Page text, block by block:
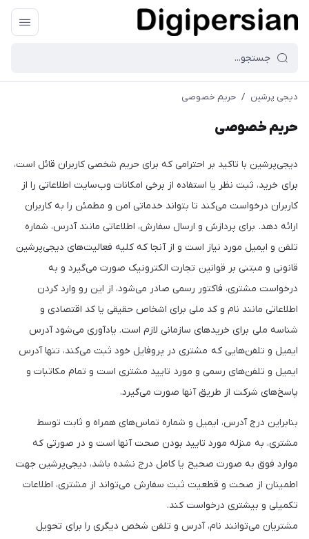
دیجی پرشین / حریم خصوصی
حریم خصوصی
دیجی‌پرشین با تاکید بر احترامی که برای حریم شخصی کاربران قائل است،
برای خرید، ثبت نظر یا استفاده از برخی امکانات وب‌سایت اطلاعاتی را از
کاربران درخواست می‌کند تا بتواند خدماتی امن و مطمئن را به کاربران
ارائه دهد. برای پردازش و ارسال سفارش، اطلاعاتی مانند آدرس، شماره
تلفن و ایمیل مورد نیاز است و از آنجا که کلیه فعالیت‌های دیجی‌پرشین
قانونی و مبتنی بر قوانین تجارت الکترونیک صورت می‌گیرد و به
درخواست مشتری، فاکتور رسمی صادر می‌شود، از این رو وارد کردن
اطلاعاتی مانند نام و کد ملی برای اشخاص حقیقی یا کد اقتصادی و
شناسه ملی برای خریدهای سازمانی لازم است. یادآوری می‌شود آدرس
ایمیل و تلفن‌هایی که مشتری در پروفایل خود ثبت می‌کند، تنها آدرس
ایمیل و تلفن‌های رسمی و مورد تایید مشتری است و تمام مکاتبات و
پاسخ‌های شرکت از طریق آنها صورت می‌گیرد.
بنابراین درج آدرس، ایمیل و شماره تماس‌های همراه و ثابت توسط
مشتری، به منزله مورد تایید بودن صحت آنها است و در صورتی که
موارد فوق به صورت صحیح یا کامل درج نشده باشد، دیجی‌پرشین جهت
اطمینان از صحت و قطعیت ثبت سفارش می‌تواند از مشتری، اطلاعات
تکمیلی و بیشتری درخواست کند.
مشتریان می‌توانند نام، آدرس و تلفن شخص دیگری را برای تحویل